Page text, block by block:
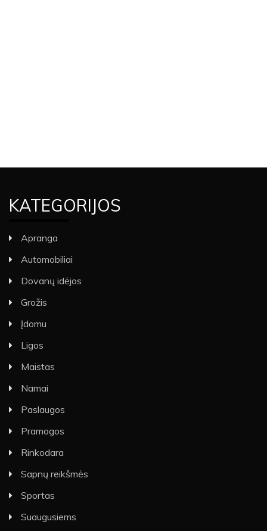
KATEGORIJOS
Apranga
Automobiliai
Dovanų idėjos
Grožis
Įdomu
Ligos
Maistas
Namai
Paslaugos
Pramogos
Rinkodara
Sapnų reikšmės
Sportas
Suaugusiems